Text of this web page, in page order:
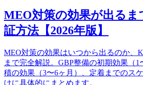
MEO対策の効果が出るま
証方法【2026年版】
MEO対策の効果はいつから出るのか、
まで完全解説。GBP整備の初期効果（
積の効果（3〜6ヶ月）、定着までのス
けに具体的にまとめます。